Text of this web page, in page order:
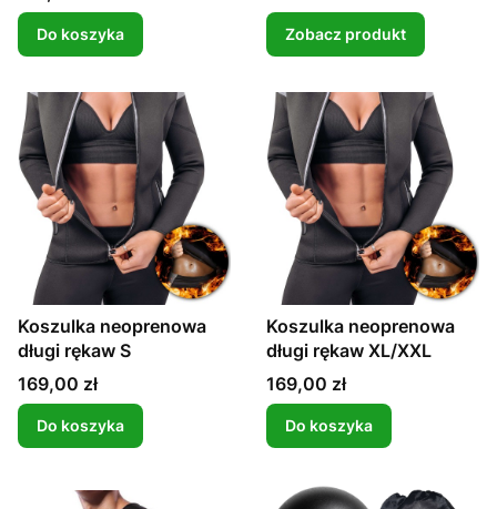
Do koszyka Zobacz produkt
Koszulka neoprenowa
długi rękaw S
Cena
169,00 zł
Do koszyka
Koszulka neoprenowa
długi rękaw XL/XXL
Cena
169,00 zł
Do koszyka